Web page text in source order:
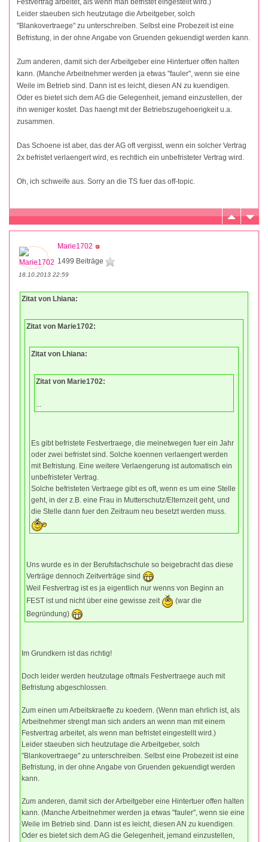
Festvertrag arbeitet, als wenn man befristet eingestellt wird.)
Leider staeuben sich heutzutage die Arbeitgeber, solch
"Blankovertraege" zu unterschreiben. Selbst eine Probezeit ist eine
Befristung, in der ohne Angabe von Gruenden gekuendigt werden kann.
Zum anderen, damit sich der Arbeitgeber eine Hintertuer offen halten
kann. (Manche Arbeitnehmer werden ja etwas "fauler", wenn sie eine
Weile im Betrieb sind. Dann ist es leicht, diesen AN zu kuendigen.
Oder es bietet sich dem AG die Gelegenheit, jemand einzustellen, der
ihn weniger kostet. Das haengt mit der Betriebszugehoerigkeit u.a.
zusammen.
Das Schoene ist aber, das der AG oft vergisst, wenn ein solcher Vertrag
2x befristet verlaengert wird, es rechtlich ein unbefristeter Vertrag wird.
Oh, ich schweife aus. Sorry an die TS fuer das off-topic.
Marie1702
1499 Beiträge
18.10.2013 22:59
Zitat von Lhiana:
Zitat von Marie1702:
Zitat von Lhiana:
Zitat von Marie1702:
...
Es gibt befristete Festvertraege, die meinetwegen fuer ein Jahr
oder zwei befristet sind. Solche koennen verlaengert werden
mit Befristung. Eine weitere Verlaengerung ist automatisch ein
unbefristeter Vertrag.
Solche befristeten Vertraege gibt es oft, wenn es um eine Stelle
geht, in der z.B. eine Frau in Mutterschutz/Elternzeit geht, und
die Stelle dann fuer den Zeitraum neu besetzt werden muss.
Uns wurde es in der Berufsfachschule so beigebracht das diese
Verträge dennoch Zeitverträge sind
Weil Festvertrag ist es ja eigentlich nur wenns von Beginn an
FEST ist und nicht über eine gewisse zeit
(war die
Begründung)
Im Grundkern ist das richtig!
Doch leider werden heutzutage oftmals Festvertraege auch mit
Befristung abgeschlossen.
Zum einen um Arbeitskraefte zu koedern. (Wenn man ehrlich ist, als
Arbeitnehmer strengt man sich anders an wenn man mit einem
Festvertrag arbeitet, als wenn man befristet eingestellt wird.)
Leider staeuben sich heutzutage die Arbeitgeber, solch
"Blankovertraege" zu unterschreiben. Selbst eine Probezeit ist eine
Befristung, in der ohne Angabe von Gruenden gekuendigt werden
kann.
Zum anderen, damit sich der Arbeitgeber eine Hintertuer offen halten
kann. (Manche Arbeitnehmer werden ja etwas "fauler", wenn sie eine
Weile im Betrieb sind. Dann ist es leicht, diesen AN zu kuendigen.
Oder es bietet sich dem AG die Gelegenheit, jemand einzustellen,